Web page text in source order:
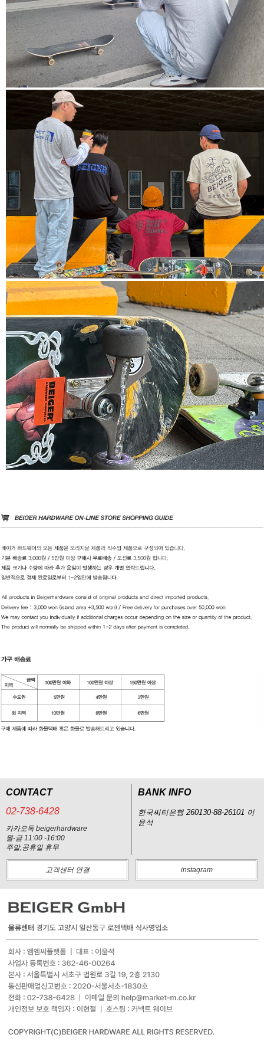
CONTACT
02-738-6428
카카오톡 beigerhardware
월-금 11:00 -16:00
주말,공휴일 휴무
BANK INFO
한국씨티은행 260130-88-26101 이
윤석
고객센터 연결 instagram